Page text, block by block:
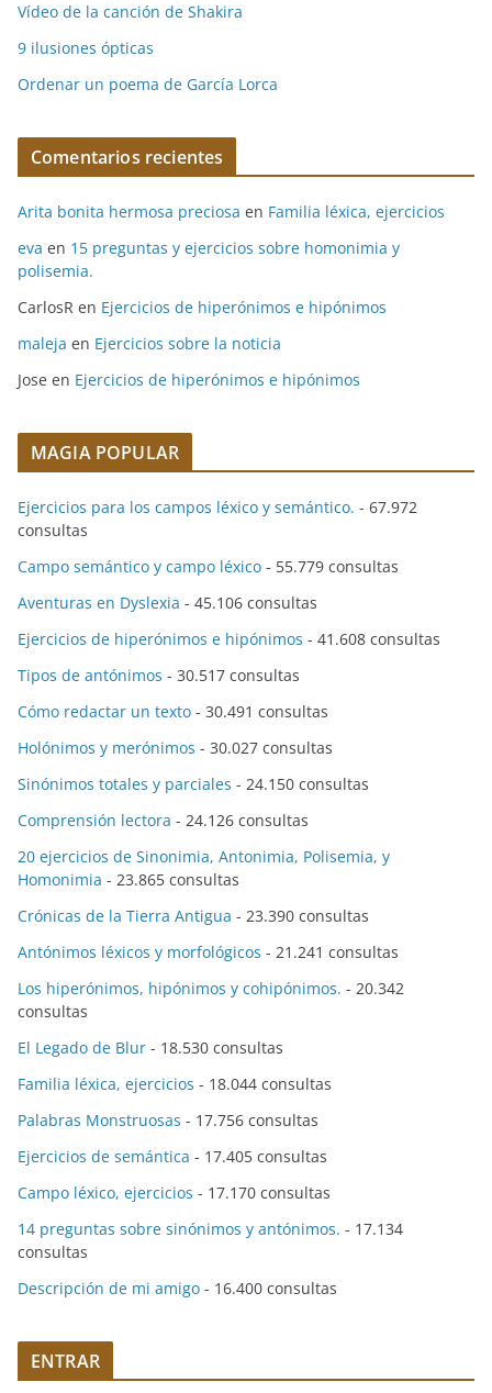
Vídeo de la canción de Shakira
9 ilusiones ópticas
Ordenar un poema de García Lorca
Comentarios recientes
Arita bonita hermosa preciosa en Familia léxica, ejercicios
eva en 15 preguntas y ejercicios sobre homonimia y
polisemia.
CarlosR en Ejercicios de hiperónimos e hipónimos
maleja en Ejercicios sobre la noticia
Jose en Ejercicios de hiperónimos e hipónimos
MAGIA POPULAR
Ejercicios para los campos léxico y semántico. - 67.972
consultas
Campo semántico y campo léxico - 55.779 consultas
Aventuras en Dyslexia - 45.106 consultas
Ejercicios de hiperónimos e hipónimos - 41.608 consultas
Tipos de antónimos - 30.517 consultas
Cómo redactar un texto - 30.491 consultas
Holónimos y merónimos - 30.027 consultas
Sinónimos totales y parciales - 24.150 consultas
Comprensión lectora - 24.126 consultas
20 ejercicios de Sinonimia, Antonimia, Polisemia, y
Homonimia - 23.865 consultas
Crónicas de la Tierra Antigua - 23.390 consultas
Antónimos léxicos y morfológicos - 21.241 consultas
Los hiperónimos, hipónimos y cohipónimos. - 20.342
consultas
El Legado de Blur - 18.530 consultas
Familia léxica, ejercicios - 18.044 consultas
Palabras Monstruosas - 17.756 consultas
Ejercicios de semántica - 17.405 consultas
Campo léxico, ejercicios - 17.170 consultas
14 preguntas sobre sinónimos y antónimos. - 17.134
consultas
Descripción de mi amigo - 16.400 consultas
ENTRAR